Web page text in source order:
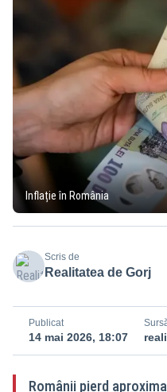
Inflație în România
Scris de
Realitatea de Gorj
Publicat
14 mai 2026, 18:07
Românii pierd